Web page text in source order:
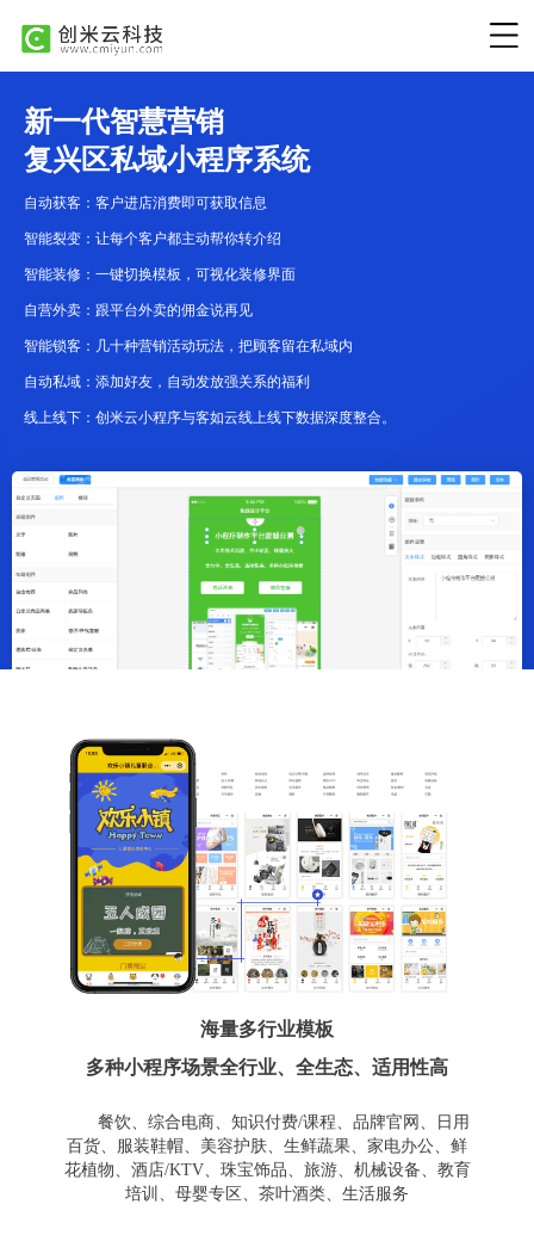
新一代智慧营销
复兴区私域小程序系统
自动获客：客户进店消费即可获取信息
智能裂变：让每个客户都主动帮你转介绍
智能装修：一键切换模板，可视化装修界面
自营外卖：跟平台外卖的佣金说再见
智能锁客：几十种营销活动玩法，把顾客留在私域内
自动私域：添加好友，自动发放强关系的福利
线上线下：创米云小程序与客如云线上线下数据深度整合。
海量多行业模板
多种小程序场景全行业、全生态、适用性高
餐饮、综合电商、知识付费/课程、品牌官网、日用
百货、服装鞋帽、美容护肤、生鲜蔬果、家电办公、鲜
花植物、酒店/KTV、珠宝饰品、旅游、机械设备、教育
培训、母婴专区、茶叶酒类、生活服务